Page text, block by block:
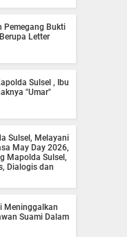
Pemegang Bukti
Letter
Sulsel , Ibu
"Umar"
Sulsel, Melayani
May Day 2026,
Mapolda Sulsel,
Dialogis dan
Meninggalkan
Suami Dalam